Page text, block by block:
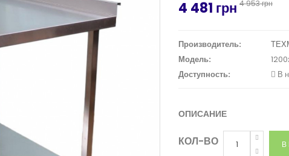
4 481 грн 4 953 грн
Производитель:
Модель:
Доступность:
В
ОПИСАНИЕ
КОЛ-ВО